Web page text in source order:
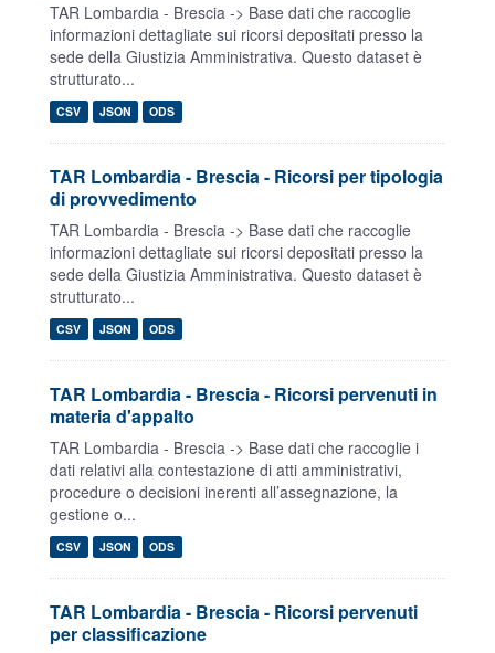
TAR Lombardia - Brescia -> Base dati che raccoglie
informazioni dettagliate sui ricorsi depositati presso la
sede della Giustizia Amministrativa. Questo dataset è
strutturato...
CSV JSON ODS
TAR Lombardia - Brescia - Ricorsi per tipologia
di provvedimento
TAR Lombardia - Brescia -> Base dati che raccoglie
informazioni dettagliate sui ricorsi depositati presso la
sede della Giustizia Amministrativa. Questo dataset è
strutturato...
CSV JSON ODS
TAR Lombardia - Brescia - Ricorsi pervenuti in
materia d'appalto
TAR Lombardia - Brescia -> Base dati che raccoglie i
dati relativi alla contestazione di atti amministrativi,
procedure o decisioni inerenti all’assegnazione, la
gestione o...
CSV JSON ODS
TAR Lombardia - Brescia - Ricorsi pervenuti
per classificazione